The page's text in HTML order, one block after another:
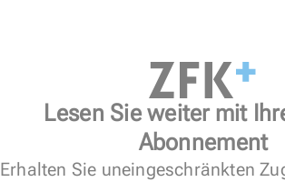
Lesen Sie weiter mit
Abonnement
Erhalten Sie uneingeschränkten